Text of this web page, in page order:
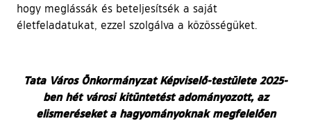
hogy meglássák és beteljesítsék a saját
életfeladatukat, ezzel szolgálva a közösségüket.
Tata Város Önkormányzat Képviselő-testülete 2025-
ben hét városi kitüntetést adományozott, az
elismeréseket a hagyományoknak megfelelően